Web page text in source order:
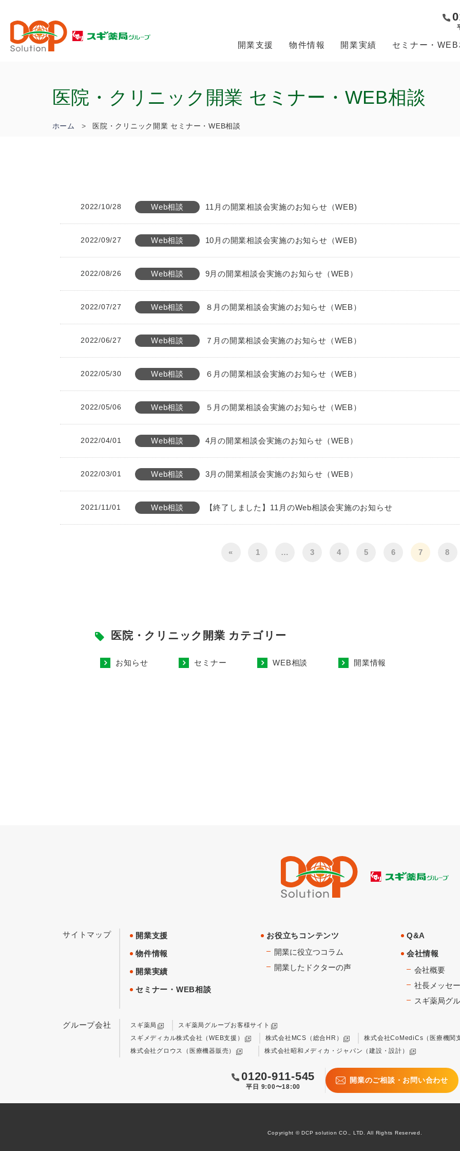
開業支援 物件情報 開業実績 セミナー・
医院・クリニック開業 セミナー・WEB相談
ホーム 医院・クリニック開業 セミナー・WEB相談
2022/10/28 Web相談 11月の開業相談会実施のお知らせ（WEB)
2022/09/27 Web相談 10月の開業相談会実施のお知らせ（WEB)
2022/08/26 Web相談 9月の開業相談会実施のお知らせ（WEB）
2022/07/27 Web相談 ８月の開業相談会実施のお知らせ（WEB）
2022/06/27 Web相談 ７月の開業相談会実施のお知らせ（WEB）
2022/05/30 Web相談 ６月の開業相談会実施のお知らせ（WEB）
2022/05/06 Web相談 ５月の開業相談会実施のお知らせ（WEB）
2022/04/01 Web相談 4月の開業相談会実施のお知らせ（WEB）
2022/03/01 Web相談 3月の開業相談会実施のお知らせ（WEB）
2021/11/01 Web相談 【終了しました】11月のWeb相談会実施のお知らせ
« 1 … 3 4 5 6 7 8
医院・クリニック開業 カテゴリー
お知らせ セミナー WEB相談 開業情報
サイトマップ 開業支援
物件情報
開業実績
セミナー・WEB相談
お役立ちコンテンツ
開業に役立つコラム
開業したドクターの声
Q&A
会社情報
会社概要
社長メッセ
スギ薬局グ
グループ会社 スギ薬局
スギ薬局グループお客様サイト
スギメディカル株式会社（WEB支援）
株式会社MCS（総合HR）
株式会社CoMediCs（医療機関
株式会社グロウス（医療機器販売）
株式会社昭和メディカ・ジャパン（建設・設計）
0120-911-545
平日 9:00〜18:00
開業のご相談・お問い合わせ
Copyright © DCP solution CO., LTD. All Rights Reserved.